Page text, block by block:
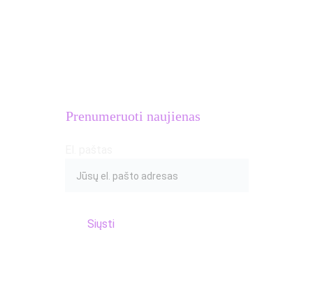
Prenumeruoti naujienas
Siųsti